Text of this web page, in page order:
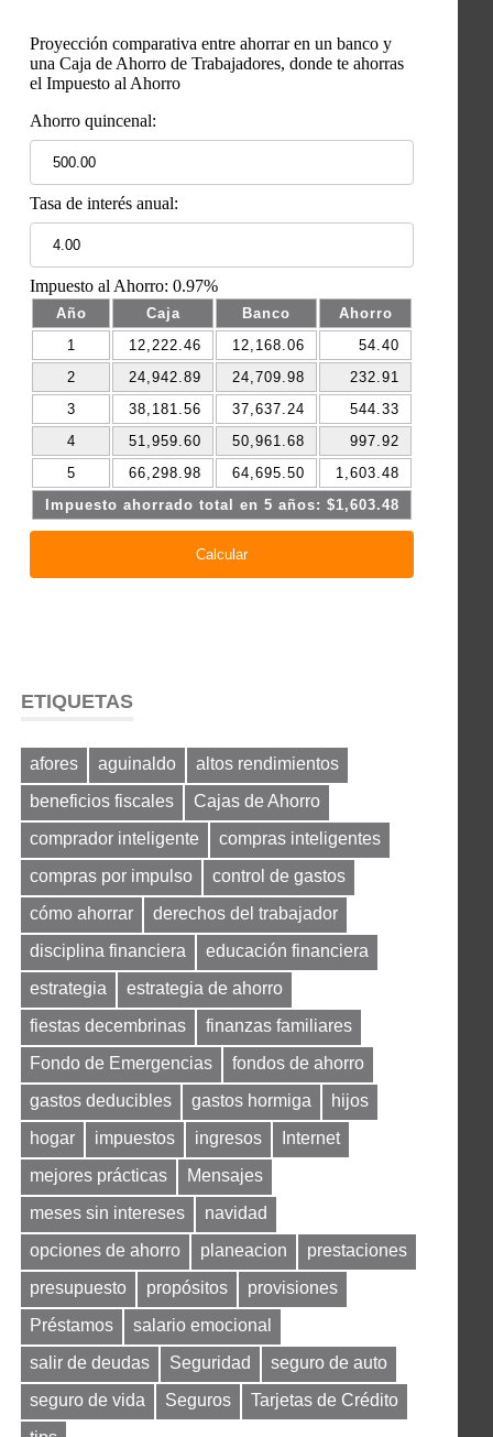
ETIQUETAS
afores aguinaldo
altos rendimientos
beneficios fiscales
Cajas de Ahorro
comprador inteligente
compras inteligentes
compras por impulso
control de gastos
cómo ahorrar
derechos del trabajador
disciplina financiera
educación financiera
estrategia
estrategia de ahorro
fiestas decembrinas
finanzas familiares
Fondo de Emergencias
fondos de ahorro
gastos deducibles
gastos hormiga
hijos
hogar
impuestos ingresos
Internet
mejores prácticas
Mensajes
meses sin intereses
navidad
opciones de ahorro
planeacion
prestaciones
presupuesto
propósitos
provisiones
Préstamos
salario emocional
salir de deudas
Seguridad
seguro de auto
seguro de vida
Seguros
Tarjetas de Crédito